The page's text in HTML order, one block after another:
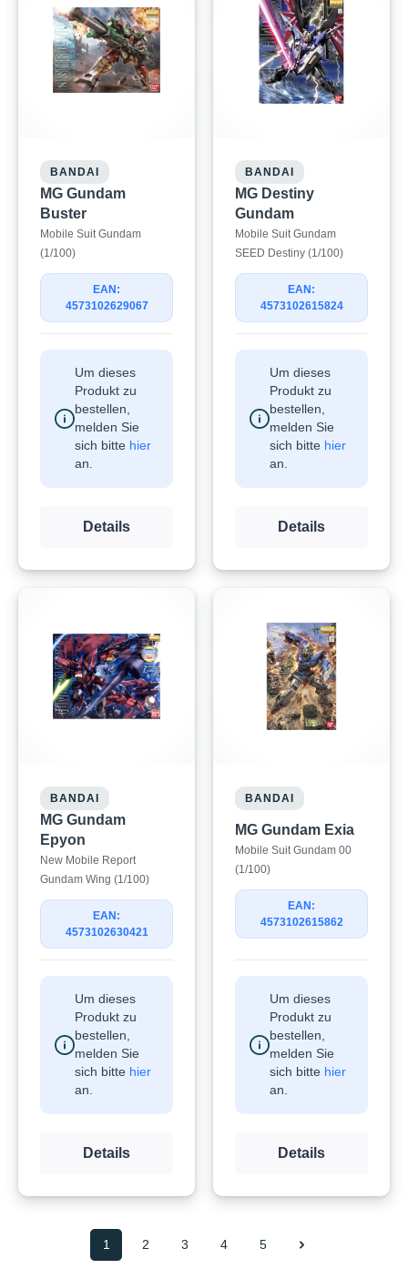
BANDAI
MG Gundam
Buster
Mobile Suit Gundam
(1/100)
EAN:
4573102629067
Um dieses
Produkt zu
bestellen,
melden Sie
sich bitte hier
an.
Details
BANDAI
MG Destiny
Gundam
Mobile Suit Gundam
SEED Destiny (1/100)
EAN:
4573102615824
Um dieses
Produkt zu
bestellen,
melden Sie
sich bitte hier
an.
Details
BANDAI
MG Gundam
Epyon
New Mobile Report
Gundam Wing (1/100)
EAN:
4573102630421
Um dieses
Produkt zu
bestellen,
melden Sie
sich bitte hier
an.
Details
BANDAI
MG Gundam Exia
Mobile Suit Gundam 00
(1/100)
EAN:
4573102615862
Um dieses
Produkt zu
bestellen,
melden Sie
sich bitte hier
an.
Details
1 2 3 4 5